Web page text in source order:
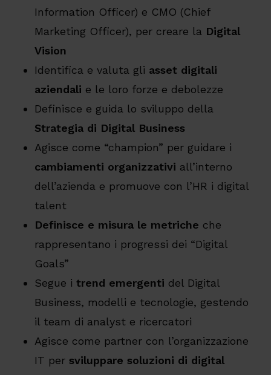
Information Officer) e CMO (Chief
Marketing Officer), per creare la Digital
Vision
Identifica e valuta gli asset digitali
aziendali e le loro forze e debolezze
Definisce e guida lo sviluppo della
Strategia di Digital Business
Agisce come “champion” per guidare i
cambiamenti organizzativi all’interno
dell’azienda e promuove con l’HR i digital
talent
Definisce e misura le metriche che
rappresentano i progressi dei “Digital
Goals”
Segue i trend emergenti del Digital
Business, modelli e tecnologie, gestendo
il team di analyst e ricercatori
Agisce come partner con l’organizzazione
IT per sviluppare soluzioni di digital